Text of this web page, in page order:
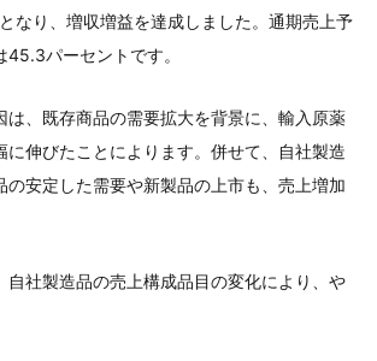
なり、増収増益を達成しました。通期売上予
パーセントです。
は、既存商品の需要拡大を背景に、輸入原薬
に伸びたことによります。併せて、自社製造
の安定した需要や新製品の上市も、売上増加
自社製造品の売上構成品目の変化により、や